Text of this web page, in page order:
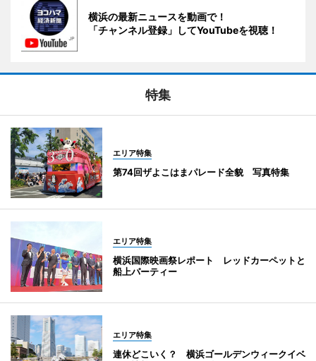
横浜の最新ニュースを動画で！
「チャンネル登録」してYouTubeを視聴！
特集
エリア特集
第74回ザよこはまパレード全貌 写真特集
エリア特集
横浜国際映画祭レポート レッドカーペットと
船上パーティー
エリア特集
連休どこいく？ 横浜ゴールデンウィークイベ